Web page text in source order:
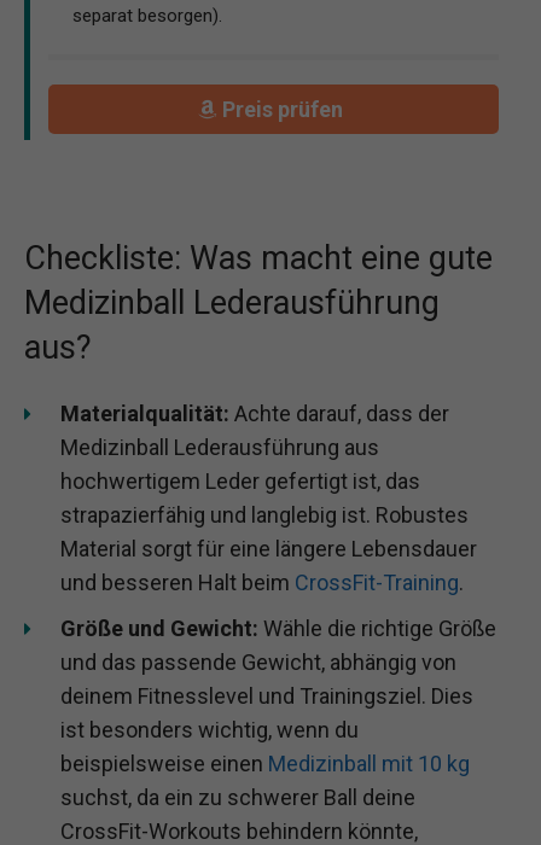
separat besorgen).
Preis prüfen
Checkliste: Was macht eine gute
Medizinball Lederausführung
aus?
Materialqualität: Achte darauf, dass der
Medizinball Lederausführung aus
hochwertigem Leder gefertigt ist, das
strapazierfähig und langlebig ist. Robustes
Material sorgt für eine längere Lebensdauer
und besseren Halt beim CrossFit-Training.
Größe und Gewicht: Wähle die richtige Größe
und das passende Gewicht, abhängig von
deinem Fitnesslevel und Trainingsziel. Dies
ist besonders wichtig, wenn du
beispielsweise einen Medizinball mit 10 kg
suchst, da ein zu schwerer Ball deine
CrossFit-Workouts behindern könnte,